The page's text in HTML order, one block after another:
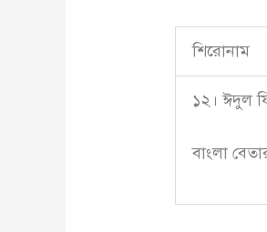
শিরোনাম
১২। ঈদুল
বাংলা